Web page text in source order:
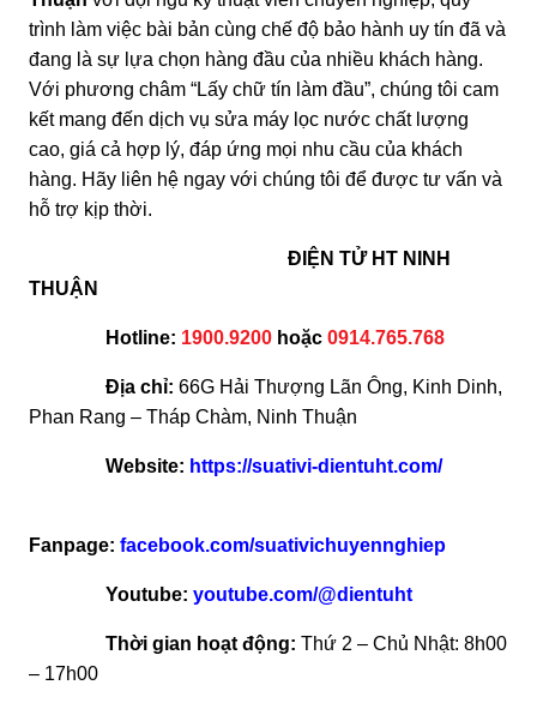
trình làm việc bài bản cùng chế độ bảo hành uy tín đã và
đang là sự lựa chọn hàng đầu của nhiều khách hàng.
Với phương châm “Lấy chữ tín làm đầu”, chúng tôi cam
kết mang đến dịch vụ sửa máy lọc nước chất lượng
cao, giá cả hợp lý, đáp ứng mọi nhu cầu của khách
hàng. Hãy liên hệ ngay với chúng tôi để được tư vấn và
hỗ trợ kịp thời.
ĐIỆN TỬ HT NINH
THUẬN
Hotline: 1900.9200 hoặc 0914.765.768
Địa chỉ: 66G Hải Thượng Lãn Ông, Kinh Dinh,
Phan Rang – Tháp Chàm, Ninh Thuận
Website: https://suativi-dientuht.com/
Fanpage: facebook.com/suativichuyennghiep
Youtube: youtube.com/@dientuht
Thời gian hoạt động: Thứ 2 – Chủ Nhật: 8h00
– 17h00